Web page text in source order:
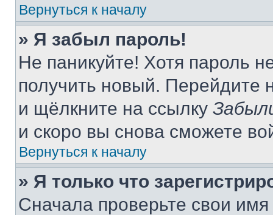
Вернуться к началу
» Я забыл пароль!
Не паникуйте! Хотя пароль
получить новый. Перейдите
и щёлкните на ссылку
и скоро вы снова сможете
Вернуться к началу
» Я только что
Сначала проверьте свои